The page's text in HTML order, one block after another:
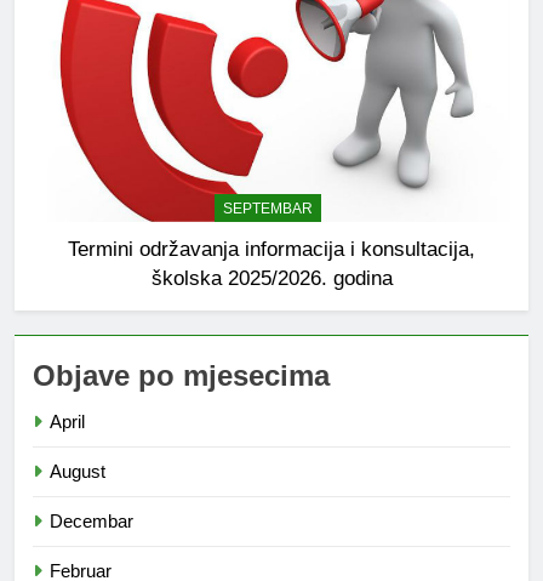
SEPTEMBAR
Termini održavanja informacija i konsultacija,
školska 2025/2026. godina
Objave po mjesecima
April
August
Decembar
Februar